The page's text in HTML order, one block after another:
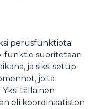
perusfunktiota:
funktio suoritetaan
ja siksi setup-
joita
tällainen
eli koordinaatiston